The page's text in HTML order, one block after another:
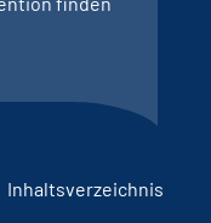
Inhaltsverzeichnis